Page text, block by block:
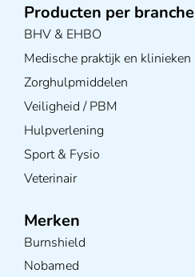
Producten per branche
BHV & EHBO
Medische praktijk en klinieken
Zorghulpmiddelen
Veiligheid / PBM
Hulpverlening
Sport & Fysio
Veterinair
Merken
Burnshield
Nobamed